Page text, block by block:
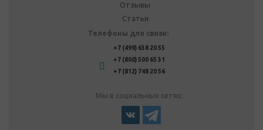
Отзывы
Статьи
Телефоны для связи:
+7 (499) 638 20 55
+7 (800) 500 65 31
+7 (812) 748 20 56
Мы в социальных сетях: